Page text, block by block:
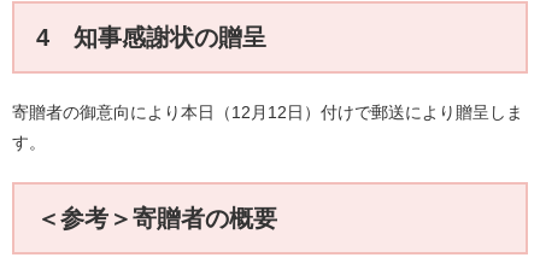
4 知事感謝状の贈呈
寄贈者の御意向により本日（12月12日）付けで郵送により贈呈しま
す。
＜参考＞寄贈者の概要